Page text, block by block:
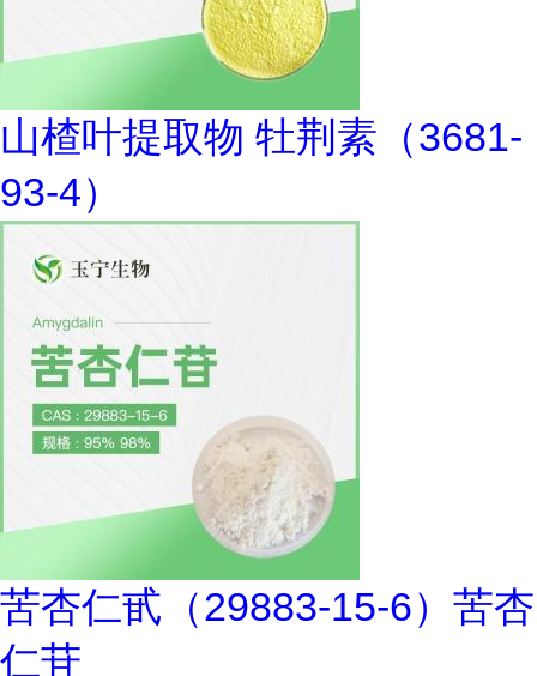
山楂叶提取物 牡荆素（3681-
93-4）
苦杏仁甙（29883-15-6）苦杏
仁苷